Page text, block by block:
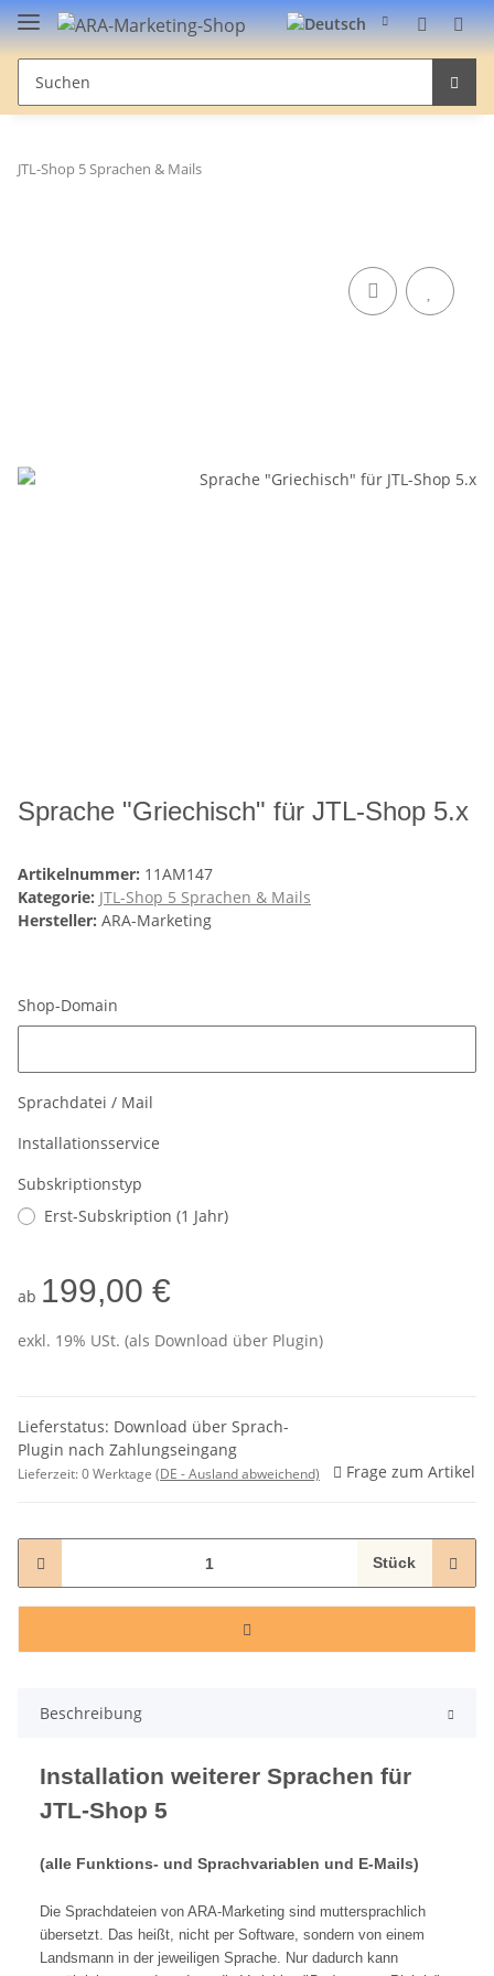
JTL-Shop 5 Sprachen & Mails
Sprache "Griechisch" für JTL-Shop 5.x
Artikelnummer: 11AM147
Kategorie: JTL-Shop 5 Sprachen & Mails
Hersteller: ARA-Marketing
Shop-Domain
Sprachdatei / Mail
Installationsservice
Subskriptionstyp
Erst-Subskription (1 Jahr)
ab 199,00 €
exkl. 19% USt. (als Download über Plugin)
Lieferstatus: Download über Sprach-
Plugin nach Zahlungseingang
Lieferzeit:0 Werktage (DE - Ausland abweichend) Frage zum Artikel
Stück
Beschreibung
Installation weiterer Sprachen für
JTL-Shop 5
(alle Funktions- und Sprachvariablen und E-Mails)
Die Sprachdateien von ARA-Marketing sind muttersprachlich
übersetzt. Das heißt, nicht per Software, sondern von einem
Landsmann in der jeweiligen Sprache. Nur dadurch kann